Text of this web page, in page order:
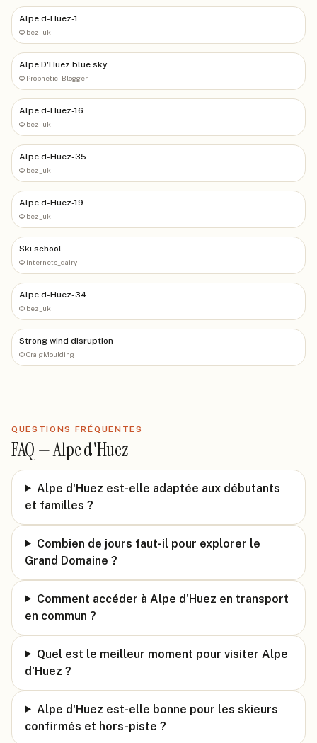
Alpe d-Huez-1
© bez_uk
Alpe D'Huez blue sky
© Prophetic_Blogger
Alpe d-Huez-16
© bez_uk
Alpe d-Huez-35
© bez_uk
Alpe d-Huez-19
© bez_uk
Ski school
© internets_dairy
Alpe d-Huez-34
© bez_uk
Strong wind disruption
©CraigMoulding
QUESTIONS FRÉQUENTES
FAQ —Alpe d'Huez
Alpe d'Huez est-elle adaptée aux débutants
et familles ?
Combien de jours faut-il pour explorer le
Grand Domaine ?
Comment accéder à Alpe d'Huez en transport
en commun ?
Quel est le meilleur moment pour visiter Alpe
d'Huez ?
Alpe d'Huez est-elle bonne pour les skieurs
confirmés et hors-piste ?